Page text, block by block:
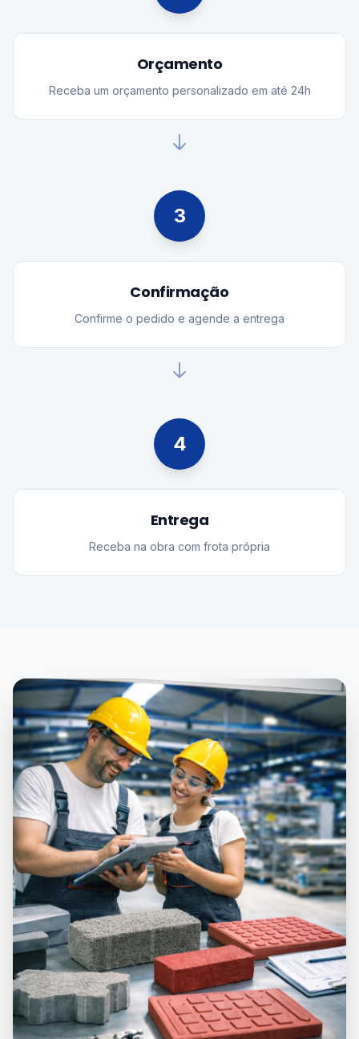
Orçamento
Receba um orçamento personalizado em até 24h
3
Confirmação
Confirme o pedido e agende a entrega
4
Entrega
Receba na obra com frota própria